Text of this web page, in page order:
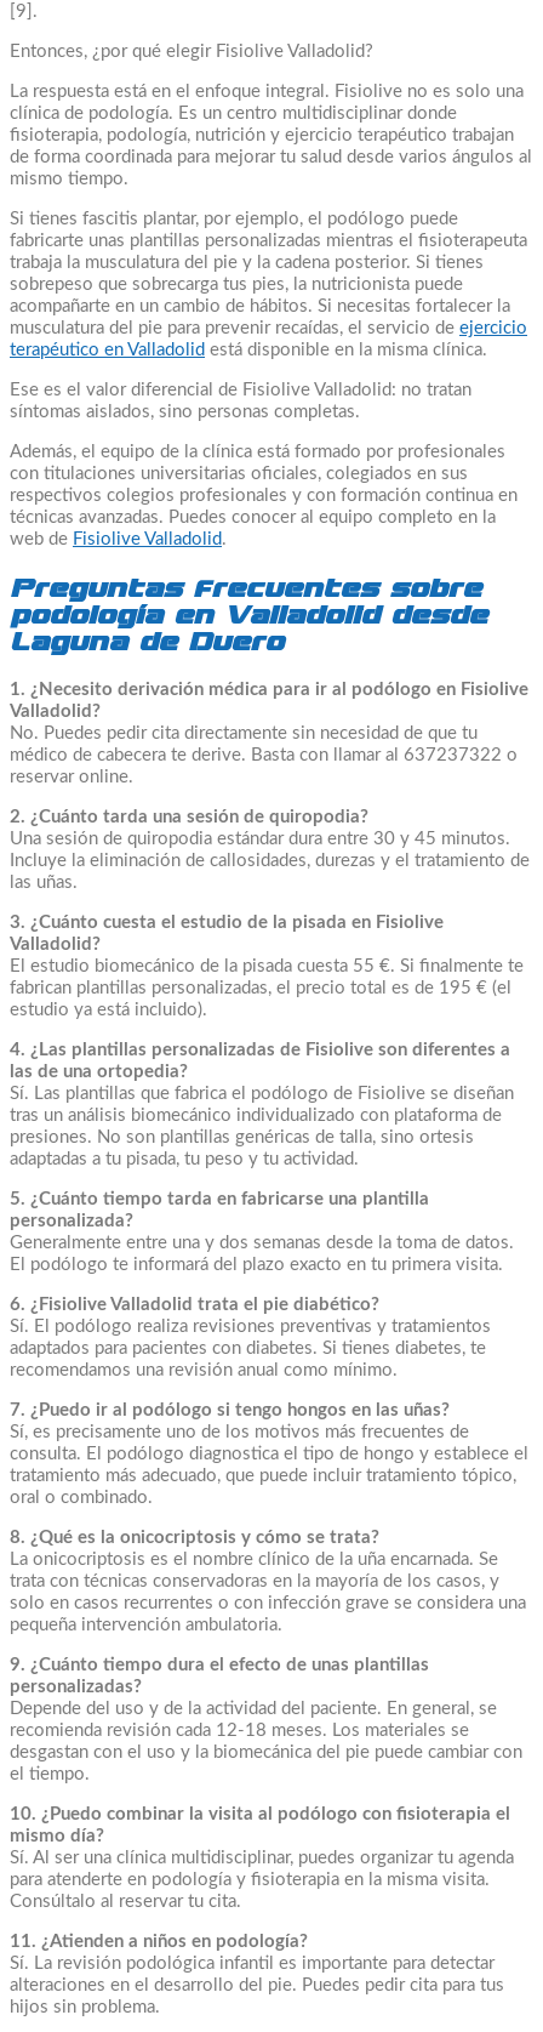
[9].
Entonces, ¿por qué elegir Fisiolive Valladolid?
La respuesta está en el enfoque integral. Fisiolive no es solo una
clínica de podología. Es un centro multidisciplinar donde
fisioterapia, podología, nutrición y ejercicio terapéutico trabajan
de forma coordinada para mejorar tu salud desde varios ángulos al
mismo tiempo.
Si tienes fascitis plantar, por ejemplo, el podólogo puede
fabricarte unas plantillas personalizadas mientras el fisioterapeuta
trabaja la musculatura del pie y la cadena posterior. Si tienes
sobrepeso que sobrecarga tus pies, la nutricionista puede
acompañarte en un cambio de hábitos. Si necesitas fortalecer la
musculatura del pie para prevenir recaídas, el servicio de ejercicio
terapéutico en Valladolid está disponible en la misma clínica.
Ese es el valor diferencial de Fisiolive Valladolid: no tratan
síntomas aislados, sino personas completas.
Además, el equipo de la clínica está formado por profesionales
con titulaciones universitarias oficiales, colegiados en sus
respectivos colegios profesionales y con formación continua en
técnicas avanzadas. Puedes conocer al equipo completo en la
web de Fisiolive Valladolid .
Preguntas frecuentes sobre
podología en Valladolid desde
Laguna de Duero
1. ¿Necesito derivación médica para ir al podólogo en Fisiolive
Valladolid?
No. Puedes pedir cita directamente sin necesidad de que tu
médico de cabecera te derive. Basta con llamar al 637237322 o
reservar online.
2. ¿Cuánto tarda una sesión de quiropodia?
Una sesión de quiropodia estándar dura entre 30 y 45 minutos.
Incluye la eliminación de callosidades, durezas y el tratamiento de
las uñas.
3. ¿Cuánto cuesta el estudio de la pisada en Fisiolive
Valladolid?
El estudio biomecánico de la pisada cuesta 55 €. Si finalmente te
fabrican plantillas personalizadas, el precio total es de 195 € (el
estudio ya está incluido).
4. ¿Las plantillas personalizadas de Fisiolive son diferentes a
las de una ortopedia?
Sí. Las plantillas que fabrica el podólogo de Fisiolive se diseñan
tras un análisis biomecánico individualizado con plataforma de
presiones. No son plantillas genéricas de talla, sino ortesis
adaptadas a tu pisada, tu peso y tu actividad.
5. ¿Cuánto tiempo tarda en fabricarse una plantilla
personalizada?
Generalmente entre una y dos semanas desde la toma de datos.
El podólogo te informará del plazo exacto en tu primera visita.
6. ¿Fisiolive Valladolid trata el pie diabético?
Sí. El podólogo realiza revisiones preventivas y tratamientos
adaptados para pacientes con diabetes. Si tienes diabetes, te
recomendamos una revisión anual como mínimo.
7. ¿Puedo ir al podólogo si tengo hongos en las uñas?
Sí, es precisamente uno de los motivos más frecuentes de
consulta. El podólogo diagnostica el tipo de hongo y establece el
tratamiento más adecuado, que puede incluir tratamiento tópico,
oral o combinado.
8. ¿Qué es la onicocriptosis y cómo se trata?
La onicocriptosis es el nombre clínico de la uña encarnada. Se
trata con técnicas conservadoras en la mayoría de los casos, y
solo en casos recurrentes o con infección grave se considera una
pequeña intervención ambulatoria.
9. ¿Cuánto tiempo dura el efecto de unas plantillas
personalizadas?
Depende del uso y de la actividad del paciente. En general, se
recomienda revisión cada 12-18 meses. Los materiales se
desgastan con el uso y la biomecánica del pie puede cambiar con
el tiempo.
10. ¿Puedo combinar la visita al podólogo con fisioterapia el
mismo día?
Sí. Al ser una clínica multidisciplinar, puedes organizar tu agenda
para atenderte en podología y fisioterapia en la misma visita.
Consúltalo al reservar tu cita.
11. ¿Atienden a niños en podología?
Sí. La revisión podológica infantil es importante para detectar
alteraciones en el desarrollo del pie. Puedes pedir cita para tus
hijos sin problema.